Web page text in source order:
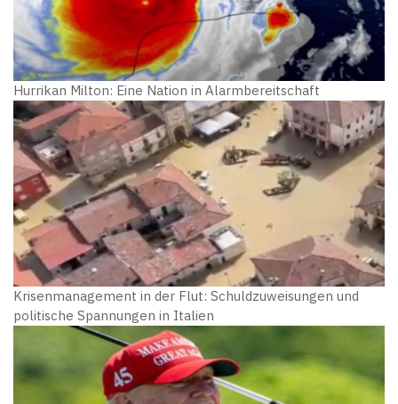
Hurrikan Milton: Eine Nation in Alarmbereitschaft
Krisenmanagement in der Flut: Schuldzuweisungen und
politische Spannungen in Italien